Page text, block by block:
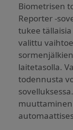
Biometrisen
Reporter -
tukee
valittu
laitetasolla.
todennusta